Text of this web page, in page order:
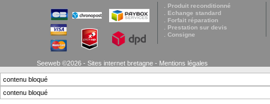
. Produit reconditionné
. Echange standard
. Forfait réparation
. Prestation sur devis
. Consigne
Seeweb ©2026 - Sites internet bretagne - Mentions légales
contenu bloqué
contenu bloqué